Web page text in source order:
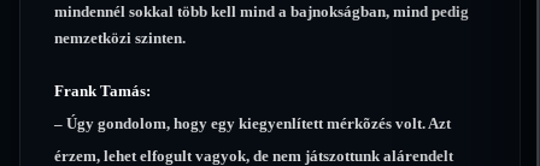
mindennél sokkal több kell mind a bajnokságban, mind pedig
nemzetközi szinten.
Frank Tamás:
– Úgy gondolom, hogy egy kiegyenlített mérkõzés volt. Azt
érzem, lehet elfogult vagyok, de nem játszottunk alárendelt